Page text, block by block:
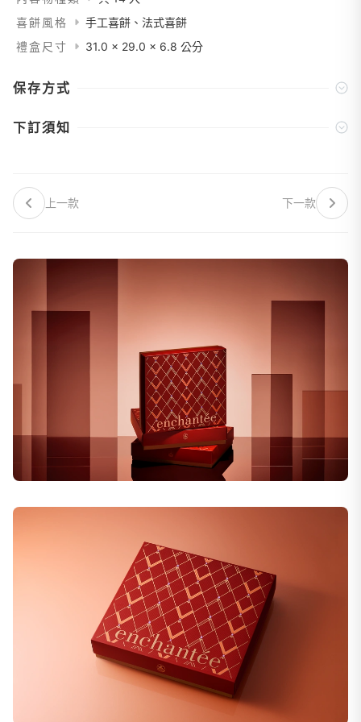
喜餅風格
手工喜餅、法式喜餅
禮盒尺寸
31.0 x 29.0 x 6.8 公分
保存方式
下訂須知
上一款 下一款